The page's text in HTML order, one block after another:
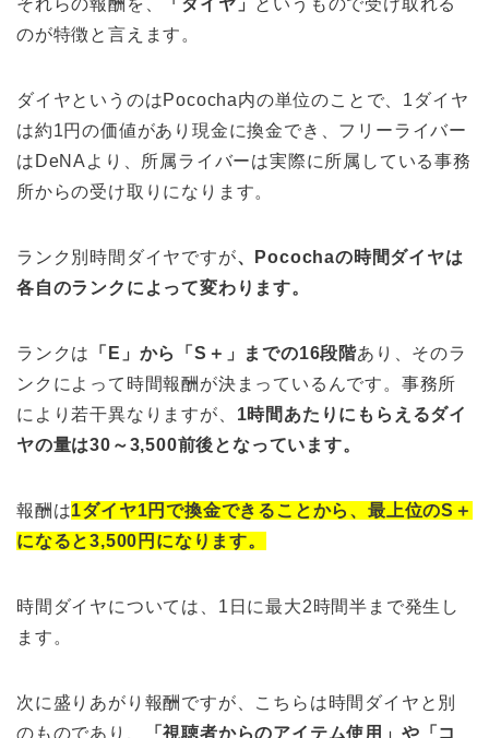
のが特徴と言えます。
ダイヤというのはPococha内の単位のことで、1ダイヤ
は約1円の価値があり現金に換金でき、フリーライバー
はDeNAより、所属ライバーは実際に所属している事務
所からの受け取りになります。
ランク別時間ダイヤですが、Pocochaの時間ダイヤは
各自のランクによって変わります。
ランクは 「E」から「S＋」までの16段階あり、そのラ
ンクによって時間報酬が決まっているんです。 事務所
により若干異なりますが、 1時間あたりにもらえるダイ
ヤの量は30～3,500前後となっています。
報酬は1ダイヤ1円で換金できることから、最上位のS＋
になると3,500円になります。
時間ダイヤについては、1日に最大2時間半まで発生し
ます。
次に盛りあがり報酬ですが、こちらは時間ダイヤと別
のものであり、
「視聴者からのアイテム使用」や「コ